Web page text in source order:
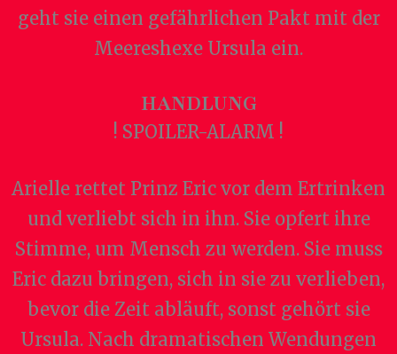
geht sie einen gefährlichen Pakt mit der
Meereshexe Ursula ein.
HANDLUNG
! SPOILER-ALARM !
Arielle rettet Prinz Eric vor dem Ertrinken
und verliebt sich in ihn. Sie opfert ihre
Stimme, um Mensch zu werden. Sie muss
Eric dazu bringen, sich in sie zu verlieben,
bevor die Zeit abläuft, sonst gehört sie
Ursula. Nach dramatischen Wendungen